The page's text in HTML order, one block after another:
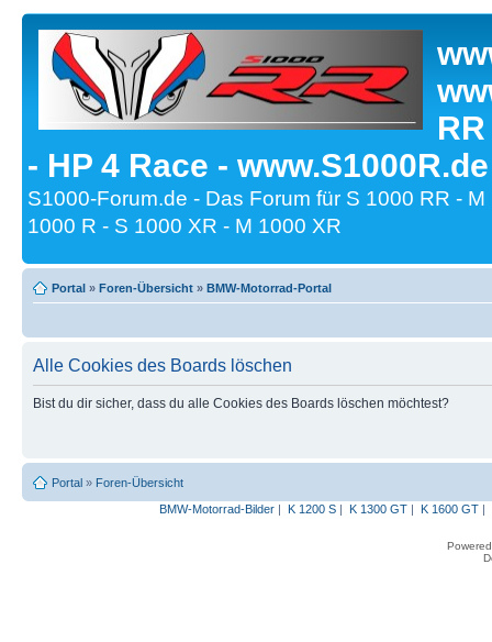
- HP 4 Race -
S1000-Forum.de - Das Forum für S 1000 RR -
1000 R - S 1000 XR - M 1000 XR
Portal » Foren-Übersicht » BMW-Motorrad-Portal
Alle Cookies des Boards löschen
Bist du dir sicher, dass du alle Cookies des Boards löschen möchtest?
Portal » Foren-Übersicht
BMW-Motorrad-Bilder| K 1200 S| K 1300 GT| K 1600 GT|